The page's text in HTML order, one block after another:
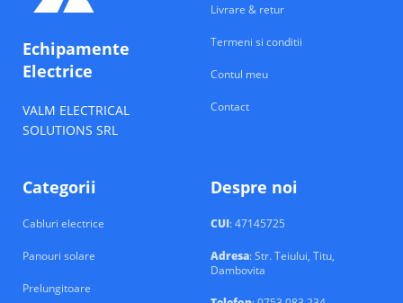
Echipamente
Electrice
VALM ELECTRICAL
SOLUTIONS SRL
Livrare & retur
Termeni si conditii
Contul meu
Contact
Categorii
Cabluri electrice
Panouri solare
Prelungitoare
Despre noi
CUI: 47145725
Adresa: Str. Teiului, Titu,
Dambovita